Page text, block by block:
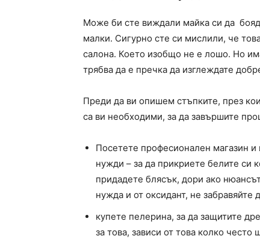
Може би сте виждали майка си да
малки. Сигурно сте си мислили, че
салона. Което изобщо не е лошо. Но
трябва да е пречка да изглеждате
Преди да ви опишем стъпките, през
са ви необходими, за да завършите
Посетете професионален магазин и
нужди – за да прикриете белите си
придадете блясък, дори ако
нужда и от оксидант, не забравяйте
купете пелерина, за да защитите
за това, зависи от това колко